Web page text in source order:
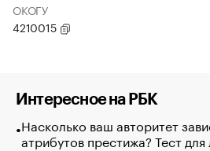
ОКОГУ
4210015
Интересное на РБК
Насколько ваш авторитет
атрибутов престижа? Тест